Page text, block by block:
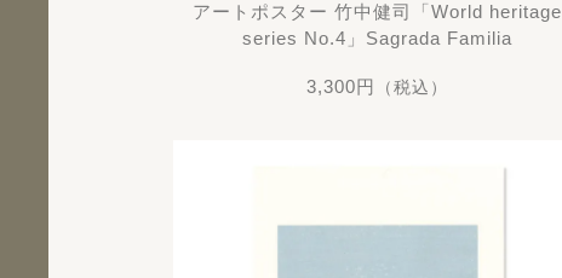
アートポスター 竹中健司「World heritage
series No.4」Sagrada Familia
3,300円 （税込）